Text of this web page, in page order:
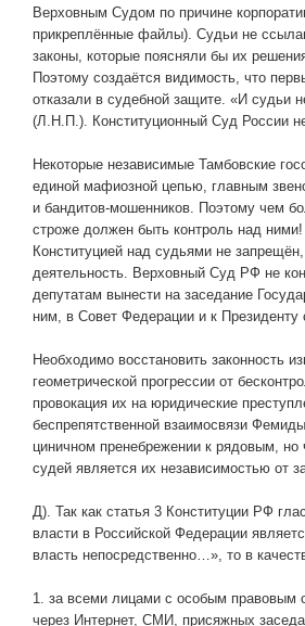
Верховным Судом по причине
прикреплённые файлы). Судьи не
законы, которые поясняли бы их
Поэтому создаётся видимость, что
отказали в судебной защите. «И судьи
(Л.Н.П.). Конституционный Суд России
Некоторые независимые Тамбовские
единой мафиозной цепью, главным
и бандитов-мошенников. Поэтому чем
строже должен быть контроль над
Конституцией над судьями не
деятельность. Верховный Суд РФ не
депутатам вынести на заседание
ним, в Совет Федерации и к
Необходимо восстановить законность
геометрической прогрессии от
провокация их на юридические
беспрепятственной взаимосвязи
циничном пренебрежении к рядовым,
судей является их независимостью от
Д). Так как статья 3 Конституции РФ
власти в Российской Федерации
власть непосредственно…», то в
1. за всеми лицами с особым правовым
через Интернет, СМИ, присяжных